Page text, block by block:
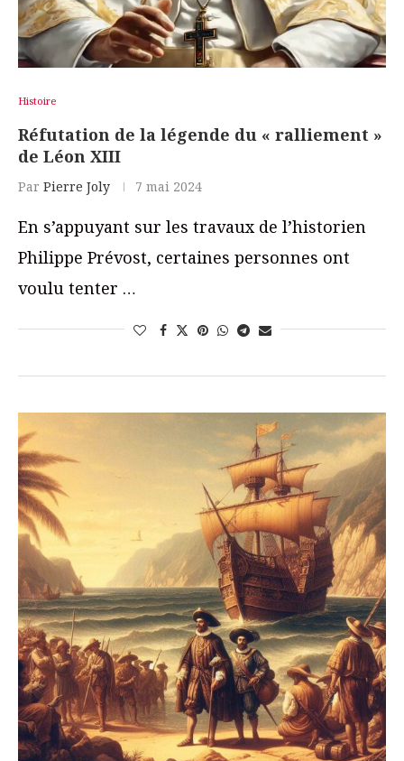
Histoire
Réfutation de la légende du « ralliement »
de Léon XIII
Par Pierre Joly 7 mai 2024
En s’appuyant sur les travaux de l’historien
Philippe Prévost, certaines personnes ont
voulu tenter …